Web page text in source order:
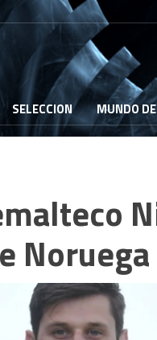
SELECCION MUNDO
Noruega